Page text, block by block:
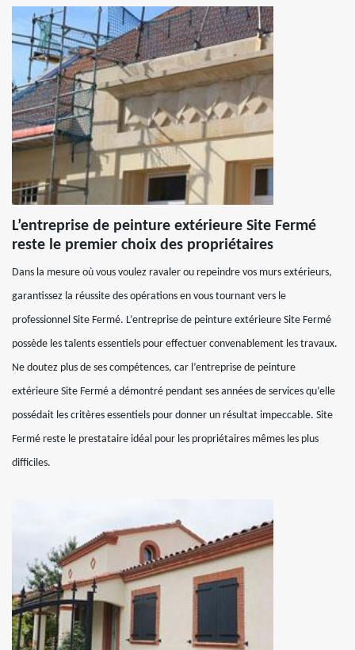
L’entreprise de peinture extérieure Site Fermé
reste le premier choix des propriétaires
Dans la mesure où vous voulez ravaler ou repeindre vos murs extérieurs,
garantissez la réussite des opérations en vous tournant vers le
professionnel Site Fermé. L’entreprise de peinture extérieure Site Fermé
possède les talents essentiels pour effectuer convenablement les travaux.
Ne doutez plus de ses compétences, car l’entreprise de peinture
extérieure Site Fermé a démontré pendant ses années de services qu’elle
possédait les critères essentiels pour donner un résultat impeccable. Site
Fermé reste le prestataire idéal pour les propriétaires mêmes les plus
difficiles.